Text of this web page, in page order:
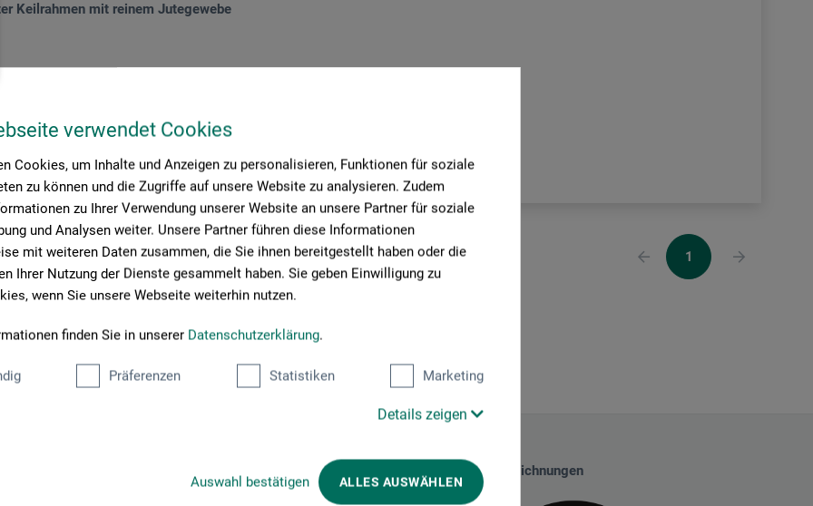
verwendet Cookies
Cookies, um Inhalte und Anzeigen zu personalisieren, Funktionen für soziale
zu können und die Zugriffe auf unsere Website zu analysieren. Zudem
zu Ihrer Verwendung unserer Website an unsere Partner für soziale
und Analysen weiter. Unsere Partner führen diese Informationen
mit weiteren Daten zusammen, die Sie ihnen bereitgestellt haben oder die
Ihrer Nutzung der Dienste gesammelt haben. Sie geben Einwilligung zu
wenn Sie unsere Webseite weiterhin nutzen.
finden Sie in unserer Datenschutzerklärung.
Präferenzen Statistiken Marketing
Details zeigen
Auswahl bestätigen ALLES AUSWÄHLEN
Keilrahmen mit reinem Jutegewebe
1
Das sagen unsere Kunden Auszeichnungen